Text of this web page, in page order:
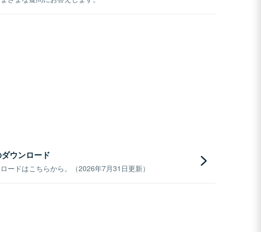
ウンロード
ードはこちらから。（2026年7月31日更新）